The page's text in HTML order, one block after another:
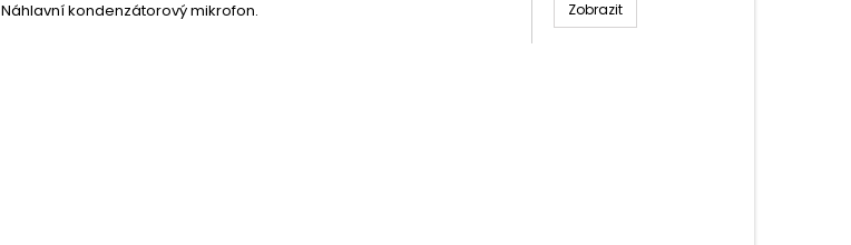
Náhlavní kondenzátorový mikrofon. Zobrazit